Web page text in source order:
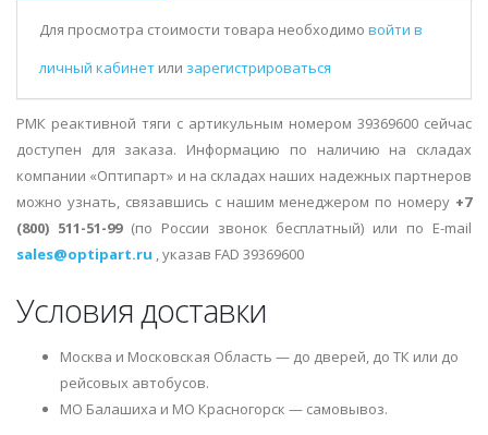
Для просмотра стоимости товара необходимо войти в
личный кабинет или зарегистрироваться
РМК реактивной тяги с артикульным номером 39369600 сейчас
доступен для заказа. Информацию по наличию на складах
компании «Оптипарт» и на складах наших надежных партнеров
можно узнать, связавшись с нашим менеджером по номеру +7
(800) 511-51-99(по России звонок бесплатный) или по E-mail
sales@optipart.ru , указав FAD 39369600
Условия доставки
Москва и Московская Область — до дверей, до ТК или до
рейсовых автобусов.
МО Балашиха и МО Красногорск — самовывоз.